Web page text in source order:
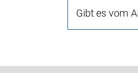
Gibt es vom